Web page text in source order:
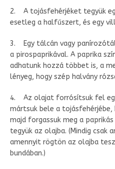
2. A tojásfehérjéket tegyük
esetleg a halfűszert, és egy
3. Egy tálcán vagy
a pirospaprikával. A paprika
adhatunk hozzá többet is, a
lényeg, hogy szép halvány
4. Az olajat forrósítsuk fel
mártsuk bele a tojásfehérjébe,
majd forgassuk meg a
tegyük az olajba. (Mindig csak
amennyit rögtön az olajba
bundában.)